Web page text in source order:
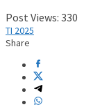
Post Views: 330
TI 2025
Share